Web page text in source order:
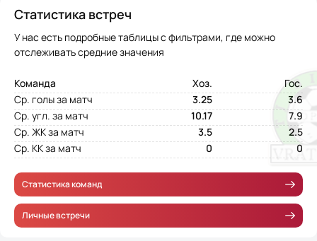
Статистика встреч
У нас есть подробные таблицы с фильтрами, где можно
отслеживать средние значения
Команда Хоз.
Гос.
Ср. голы за матч
3.25
3.6
Ср. угл. за матч
10.17
7.9
Ср. ЖК за матч
3.5
2.5
Ср. КК за матч
0 0
Статистика команд
Личные встречи